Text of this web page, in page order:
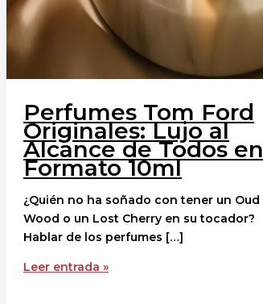
Perfumes Tom Ford
Originales: Lujo al
Alcance de Todos en
Formato 10ml
¿Quién no ha soñado con tener un Oud
Wood o un Lost Cherry en su tocador?
Hablar de los perfumes […]
Leer entrada »